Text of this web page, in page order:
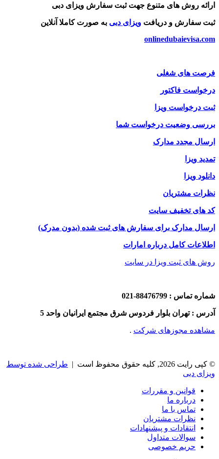
ارائه روش های متنوع جهت ثبت سفارش ویزای دبی
ثبت سفارش و دریافت ویزای دبی به صورت کاملا آنلاین
onlinedubaievisa.com
فرصت های شغلی
درخواست فاکتور
ثبت درخواست ویزا
بررسی وضعیت درخواست شما
ارسال مجدد مدارک
تمدید ویزا
دانلود ویزا
نظرات مشتریان
کد های تخفیف سایت
ارسال مدارک برای سفارش های ثبت شده (بدون مدرک)
اطلاعات کامل درباره امارات
روش های ثبت ویزا در سایت
شماره تماس : 88476799-021
آدرس : تهران بلوار فردوس شرق مجتمع ایرانیان واحد 5
مشاهده مجوزهای شرکت .
© کپی رایت 2026, کلیه حقوق محفوظ است |
طراحی شده توسط
ویزای دبی
قوانین و مقررات
درباره ما
تماس با ما
نظرات مشتریان
انتقادات و پیشنهادات
سوالات متداول
حریم خصوصی